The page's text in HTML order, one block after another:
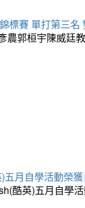
標賽 單打第三名
農郭桓宇陳威廷
月自學活動榮
酷英)五月自學